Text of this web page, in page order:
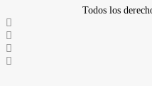
Todos los